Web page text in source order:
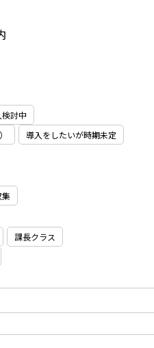
討中
導入をしたいが時期未定
課長クラス